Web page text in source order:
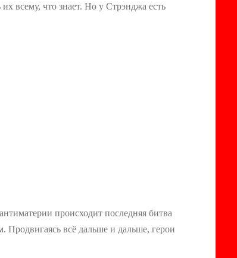
всему, что знает. Но у Стрэнджа есть
происходит последняя битва
Продвигаясь всё дальше и дальше, герои